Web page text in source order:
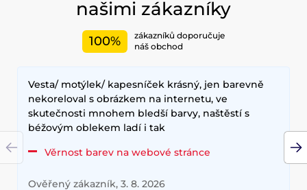
našimi zákazníky
100%
zákazníků doporučuje
náš obchod
Vesta/ motýlek/ kapesníček krásný, jen barevně
nekoreloval s obrázkem na internetu, ve
skutečnosti mnohem bledší barvy, naštěstí s
béžovým oblekem ladí i tak
Věrnost barev na webové stránce
Ověřený zákazník, 3. 8. 2026